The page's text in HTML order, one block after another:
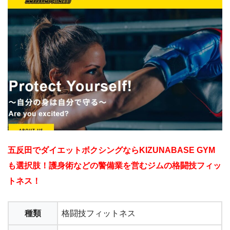
五反田でダイエットボクシングならKIZUNABASE GYM
も選択肢！護身術などの警備業を営むジムの格闘技フィッ
トネス！
種類 格闘技フィットネス